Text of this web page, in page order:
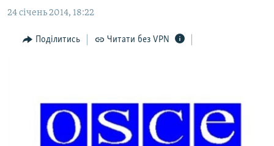
основної
Перейти
БЛОГИ
ПОГЛЯД
СПЕЦПРОЕКТИ
ДЕПОРТАЦІЯ
ЯК ОБІЙТИ БЛОКУВАННЯ
24 січень 2014, 18:22
Поділитись Читати без VPN